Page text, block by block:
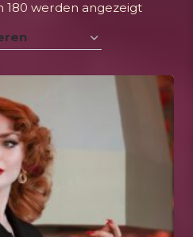
180 werden angezeigtNach